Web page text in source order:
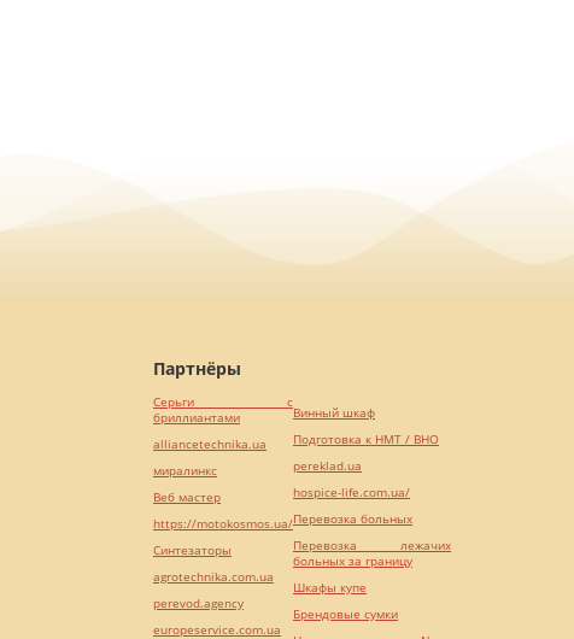
Партнёры
Серьги с
бриллиантами
alliancetechnika.ua
миралинкс
Веб мастер
https://motokosmos.ua/
Синтезаторы
agrotechnika.com.ua
perevod.agency
europeservice.com.ua
Винный шкаф
Подготовка к НМТ / ВНО
pereklad.ua
hospice-life.com.ua/
Перевозка больных
Перевозка лежачих
больных за границу
Шкафы купе
Брендовые сумки